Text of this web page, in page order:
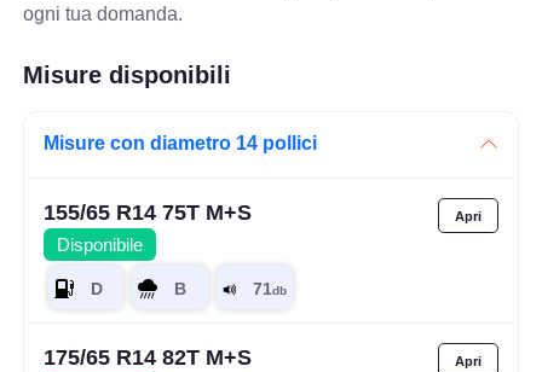
ogni tua domanda.
Misure disponibili
Misure con diametro 14 pollici
155/65 R14 75T M+S
Disponibile
175/65 R14 82T M+S